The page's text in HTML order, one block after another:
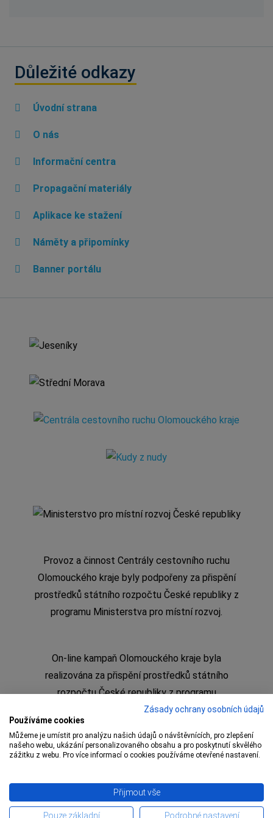
Důležité odkazy
Úvodní strana
O nás
Informační centra
Propagační materiály
Aplikace ke stažení
Náměty a připomínky
Banner portálu
Provoz a činnost Centrály cestovního ruchu
Olomouckého kraje byly podpořeny za přispění
prostředků státního rozpočtu České republiky z
programu Ministerstva pro místní rozvoj.
On-line kampaň Olomouckého kraje byla
realizována za přispění prostředků státního
rozpočtu České republiky z programu
Ministerstva pro místní rozvoj
Copyright © 2009 – 1 Olomoucký kraj,Centrála
cestovního ruchu Olomouckého kraje
Zásady ochrany osobních údajů
Používáme cookies
Můžeme je umístit pro analýzu našich údajů o návštěvnících, pro zlepšení
našeho webu, ukázání personalizovaného obsahu a pro poskytnutí skvělého
zážitku z webu. Pro více informací o cookies používáme otevřené nastavení.
Přijmout vše
Pouze základní Podrobné nastavení